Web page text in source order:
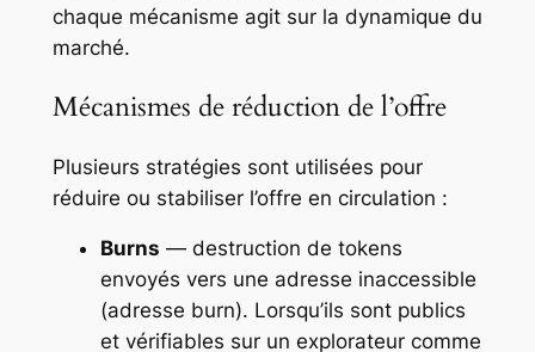
chaque mécanisme agit sur la dynamique du
marché.
Mécanismes de réduction de l’offre
Plusieurs stratégies sont utilisées pour
réduire ou stabiliser l’offre en circulation :
Burns — destruction de tokens
envoyés vers une adresse inaccessible
(adresse burn). Lorsqu’ils sont publics
et vérifiables sur un explorateur comme